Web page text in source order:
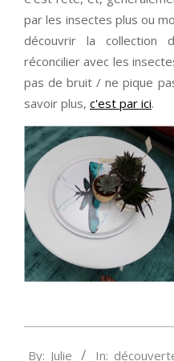
par les insectes plus ou
découvrir la collection
réconcilier avec les
pas de bruit / ne pique
savoir plus, c'est par ici.
By: Julie In: